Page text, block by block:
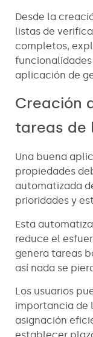
Desde la
listas de
completos,
aplicación de
Creación
tareas de
Una buena
propiedades
automatizada
prioridades y
Esta
reduce el
genera tareas
así nada se
Los usuarios
importancia de
asignación